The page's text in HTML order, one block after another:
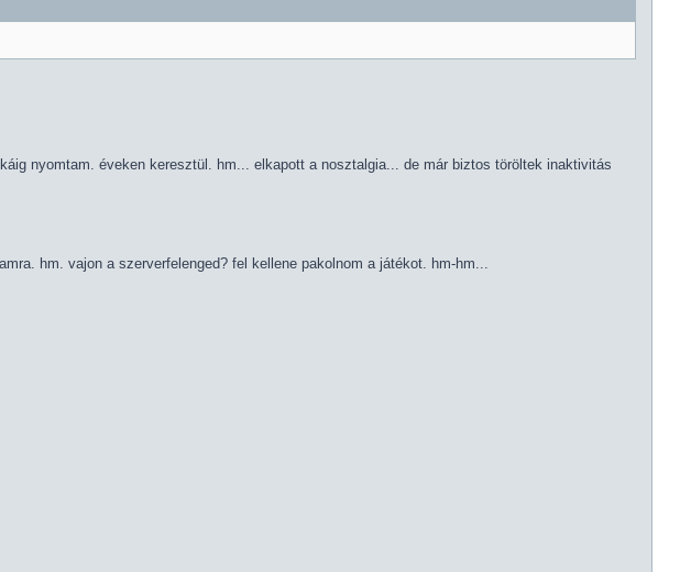
nyomtam. éveken keresztül. hm... elkapott a nosztalgia... de már biztos töröltek inaktivitás
hm. vajon a szerverfelenged? fel kellene pakolnom a játékot. hm-hm...